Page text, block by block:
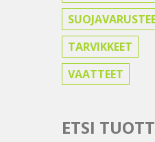
TARVIKKEET
VAATTEET
ETSI